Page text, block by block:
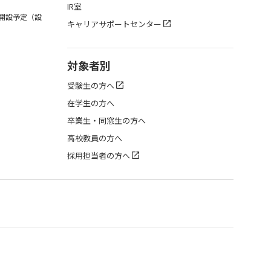
設予定（設
IR室
キャリアサポートセンター
対象者別
受験生の方へ
在学生の方へ
卒業生・同窓生の方へ
高校教員の方へ
採用担当者の方へ